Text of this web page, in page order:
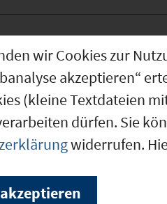
wir Cookies zur
akzeptieren“
(kleine Textdateien
dürfen. Sie
widerrufen.